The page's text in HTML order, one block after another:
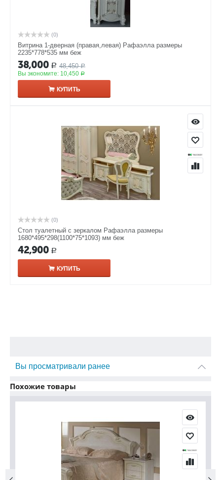
(0)
Витрина 1-дверная (правая,левая) Рафаэлла размеры
2235*778*535 мм беж
38,000 Р 48,450 Р
Вы экономите: 10,450 Р
КУПИТЬ
(0)
Стол туалетный с зеркалом Рафаэлла размеры
1680*495*298(1100*75*1093) мм беж
42,900 Р
КУПИТЬ
Вы просматривали ранее
Похожие товары